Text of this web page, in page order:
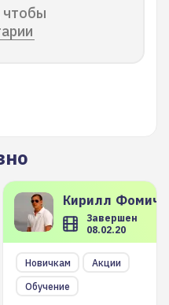
чтобы
Кирилл
Завершен
08.02.20
Новичкам
Акции
Обучение